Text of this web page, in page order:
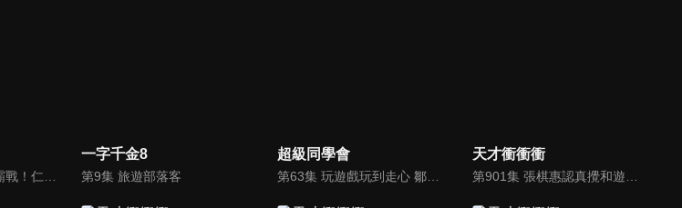
一字千金8
第9集 旅遊部落客
超級同學會
第63集 玩遊戲玩到走心 鄒承恩曾子余起恩怨
天才衝衝衝